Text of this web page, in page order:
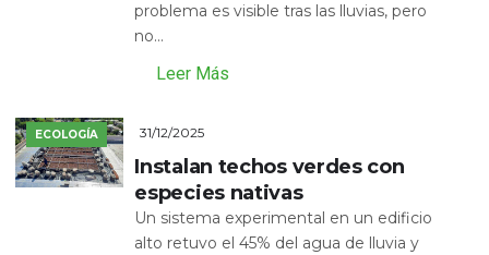
problema es visible tras las lluvias, pero
no...
Leer Más
ECOLOGÍA 31/12/2025
Instalan techos verdes con
especies nativas
Un sistema experimental en un edificio
alto retuvo el 45% del agua de lluvia y